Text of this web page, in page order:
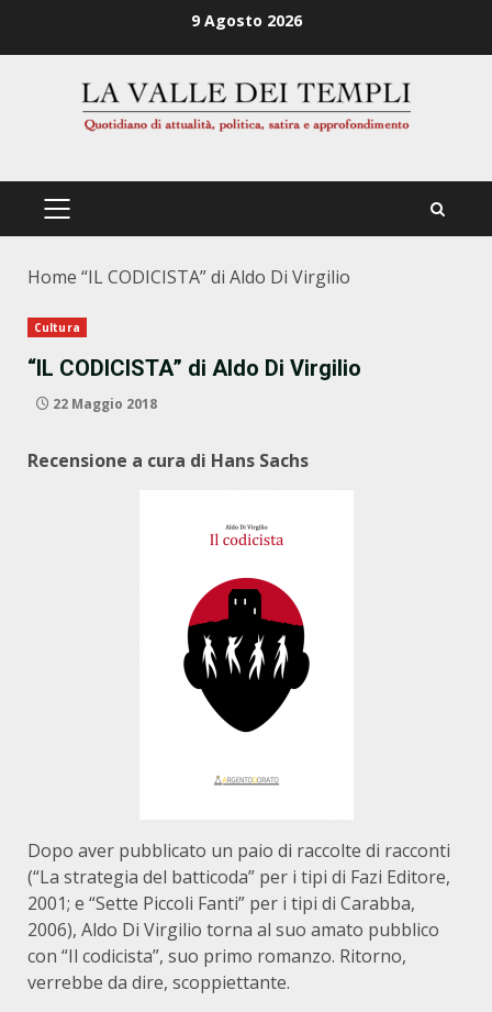
9 Agosto 2026
PRIMÄRES
Home “IL CODICISTA” di Aldo Di Virgilio
Cultura
“IL CODICISTA” di Aldo Di Virgilio
22 Maggio 2018
Recensione a cura di Hans Sachs
Dopo aver pubblicato un paio di raccolte di racconti
(“La strategia del batticoda” per i tipi di Fazi Editore,
2001; e “Sette Piccoli Fanti” per i tipi di Carabba,
2006), Aldo Di Virgilio torna al suo amato pubblico
con “Il codicista”, suo primo romanzo. Ritorno,
verrebbe da dire, scoppiettante.